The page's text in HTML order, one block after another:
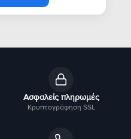
Ασφαλείς πληρωμές
Κρυπτογράφηση SSL